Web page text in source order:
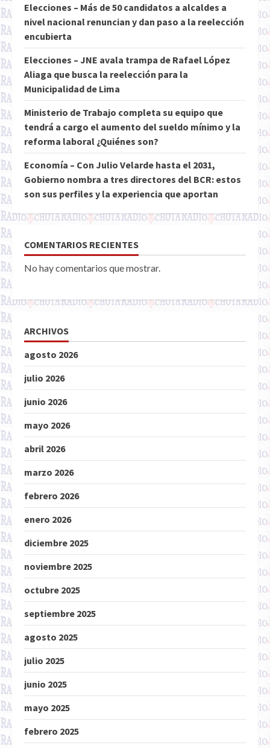
Elecciones – Más de 50 candidatos a alcaldes a
nivel nacional renuncian y dan paso a la reelección
encubierta
Elecciones – JNE avala trampa de Rafael López
Aliaga que busca la reelección para la
Municipalidad de Lima
Ministerio de Trabajo completa su equipo que
tendrá a cargo el aumento del sueldo mínimo y la
reforma laboral ¿Quiénes son?
Economía – Con Julio Velarde hasta el 2031,
Gobierno nombra a tres directores del BCR: estos
son sus perfiles y la experiencia que aportan
COMENTARIOS RECIENTES
No hay comentarios que mostrar.
ARCHIVOS
agosto 2026
julio 2026
junio 2026
mayo 2026
abril 2026
marzo 2026
febrero 2026
enero 2026
diciembre 2025
noviembre 2025
octubre 2025
septiembre 2025
agosto 2025
julio 2025
junio 2025
mayo 2025
febrero 2025